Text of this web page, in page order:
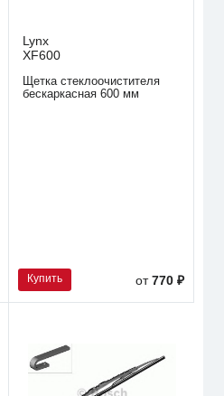
Lynx
XF600
Щетка стеклоочистителя
бескаркасная 600 мм
Купить от770 ₽